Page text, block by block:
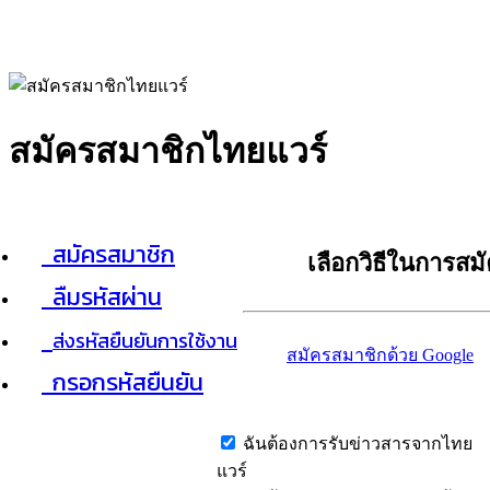
สมัครสมาชิกไทยแวร์
สมัครสมาชิก
ลืมรหัสผ่าน
ส่งรหัสยืนยันการใช้งาน
กรอกรหัสยืนยัน
เลือกวิธีในการส
สมัครสมาชิกด้วย Google
ฉันต้องการรับข่าวสารจากไทย
แวร์